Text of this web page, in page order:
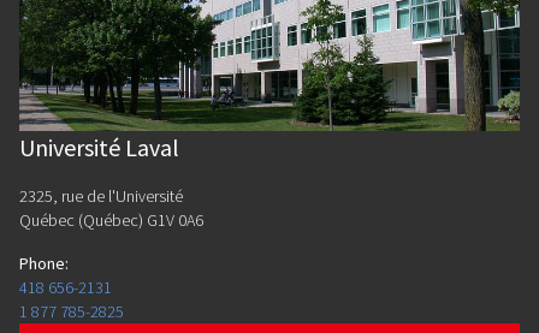
Université Laval
2325, rue de l'Université
Québec (Québec) G1V 0A6
Phone:
418 656-2131
1 877 785-2825